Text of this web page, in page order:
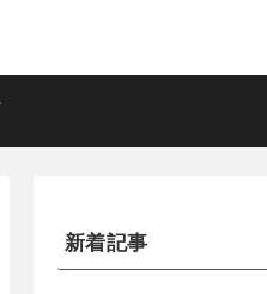
新着記事